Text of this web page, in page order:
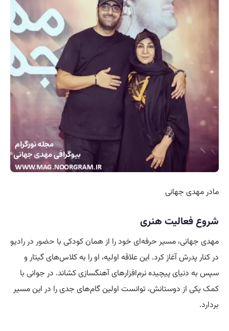
مادر مهدی جهانی
شروع فعالیت هنری
مهدی جهانی، مسیر حرفه‌ای خود را از همان کودکی با حضور در رادیو
در کنار پدرش آغاز کرد. این علاقه اولیه، او را به کلاس‌های گیتار و
سپس به دنیای پیچیده نرم‌افزارهای آهنگسازی کشاند. در جوانی با
کمک یکی از دوستانش، توانست اولین گام‌های جدی را در این مسیر
بردارد.